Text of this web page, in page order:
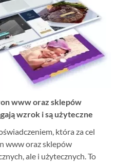
wizytówki, ulotki
www oraz sklepów
wzrok i są użyteczne
która za cel
www oraz sklepów
ale i użytecznych. To